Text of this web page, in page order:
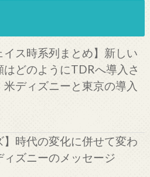
イス時系列まとめ】新しい
どのようにTDRへ導入さ
ディズニーと東京の導入
】時代の変化に併せて変わ
ズニーのメッセージ